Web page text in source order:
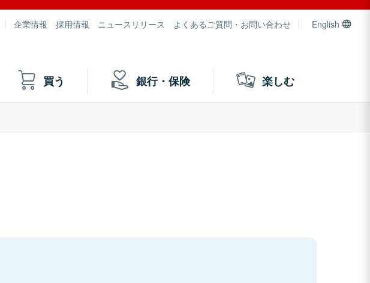
企業情報 採用情報 ニュースリリース よくあるご質問・お問い合わせ English
買う 銀行・保険 楽しむ